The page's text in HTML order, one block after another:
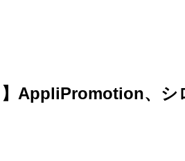
】AppliPromotion、